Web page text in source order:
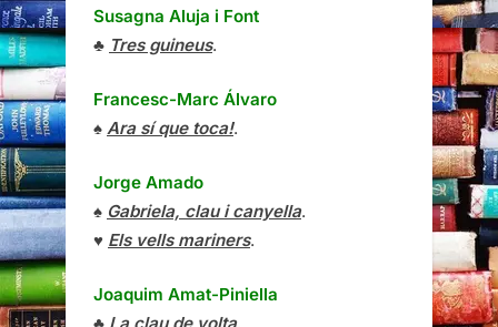
Susagna Aluja i Font
♣ Tres guineus.
Francesc-Marc Álvaro
♠ Ara sí que toca!.
Jorge Amado
♠ Gabriela, clau i canyella.
♥ Els vells mariners.
Joaquim Amat-Piniella